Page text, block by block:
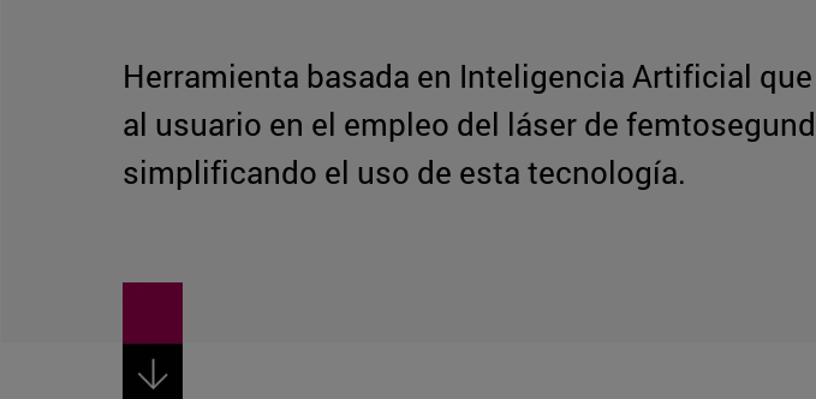
Herramienta basada en Inteligencia Artificial
al usuario en el empleo del láser de
simplificando el uso de esta tecnología.